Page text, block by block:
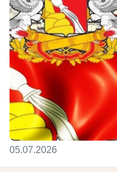
05.07.2026